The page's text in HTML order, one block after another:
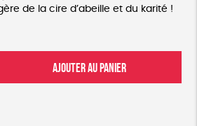
de la cire d’abeille et du karité !
AJOUTER AU PANIER